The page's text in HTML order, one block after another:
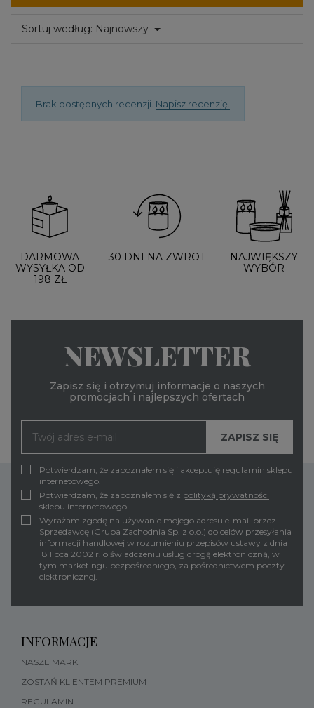
Sortuj według: Najnowszy
Brak dostępnych recenzji. Napisz recenzję.
DARMOWA
WYSYŁKA OD
198 ZŁ
30 DNI NA ZWROT
NAJWIĘKSZY
WYBÓR
NEWSLETTER
Zapisz się i otrzymuj informacje o naszych
promocjach i najlepszych ofertach
Potwierdzam, że zapoznałem się i akceptuję regulamin sklepu
internetowego.
Potwierdzam, że zapoznałem się z polityką prywatności
sklepu internetowego
Wyrażam zgodę na używanie mojego adresu e-mail przez
Sprzedawcę (Grupa Zachodnia Sp. z o.o.) do celów przesyłania
informacji handlowej w rozumieniu przepisów ustawy z dnia
18 lipca 2002 r. o świadczeniu usług drogą elektroniczną, w
tym marketingu bezpośredniego, za pośrednictwem poczty
elektronicznej.
INFORMACJE
NASZE MARKI
ZOSTAŃ KLIENTEM PREMIUM
REGULAMIN